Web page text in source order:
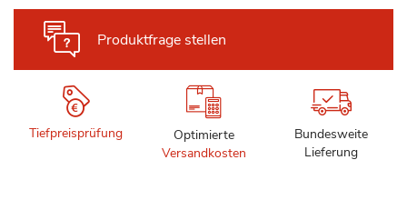
Produktfrage stellen
Tiefpreisprüfung
Optimierte
Versandkosten
Bundesweite
Lieferung